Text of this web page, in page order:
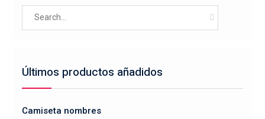
Search
Últimos productos añadidos
Camiseta nombres